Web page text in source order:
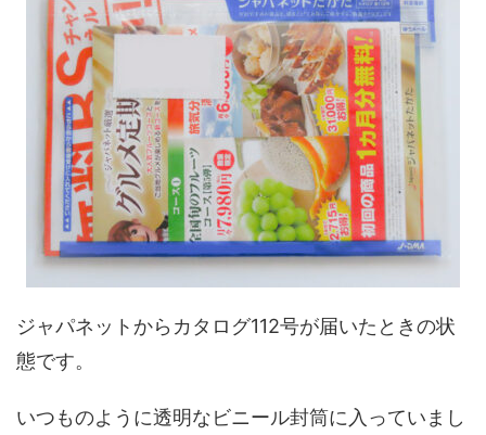
ジャパネットからカタログ112号が届いたときの状
態です。
いつものように透明なビニール封筒に入っていまし